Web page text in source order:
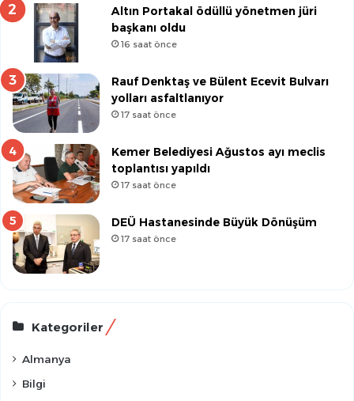
Altın Portakal ödüllü yönetmen jüri
başkanı oldu
16 saat önce
Rauf Denktaş ve Bülent Ecevit Bulvarı
yolları asfaltlanıyor
17 saat önce
Kemer Belediyesi Ağustos ayı meclis
toplantısı yapıldı
17 saat önce
DEÜ Hastanesinde Büyük Dönüşüm
17 saat önce
Kategoriler
Almanya
Bilgi